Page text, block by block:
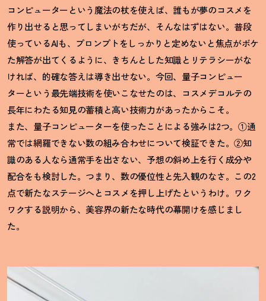
コンピューターという魔法の杖を使えば、誰もが夢のコスメを
作り出せると思ってしまいがちだが、そんなはずはない。普段
使っているAIも、プロンプトをしっかりと定めないと焦点がボケ
た解答が出てくるように、きちんとした知識とリテラシーがな
ければ、的確な答えは導き出せない。今回、量子コンピュー
ターという最先端技術を使いこなせたのは、コスメデコルテの
長年にわたる知見の蓄積と高い技術力があったからこそ。
また、量子コンピューターを使ったことによる強みは2つ。①通
常では網羅できない数の組み合わせについて検証できた。②知
識のある人なら通常手を出さない、予想の斜め上を行く成分や
配合をも検討した。つまり、数の優位性と先入観のなさ。この2
点で新たなステージへとコスメを押し上げたというわけ。ワク
ワクする説明から、美容界の新たな時代の幕開けを感じまし
た。